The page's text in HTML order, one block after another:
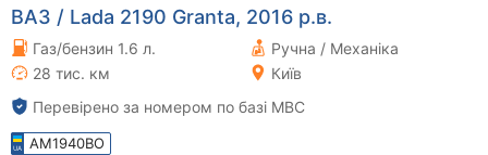
ВАЗ / Lada 2190 Granta, 2016 р.в.
Газ/бензин 1.6 л.
Ручна / Механіка
28 тис. км
Київ
Перевірено за номером по базі МВС
AM1940BO